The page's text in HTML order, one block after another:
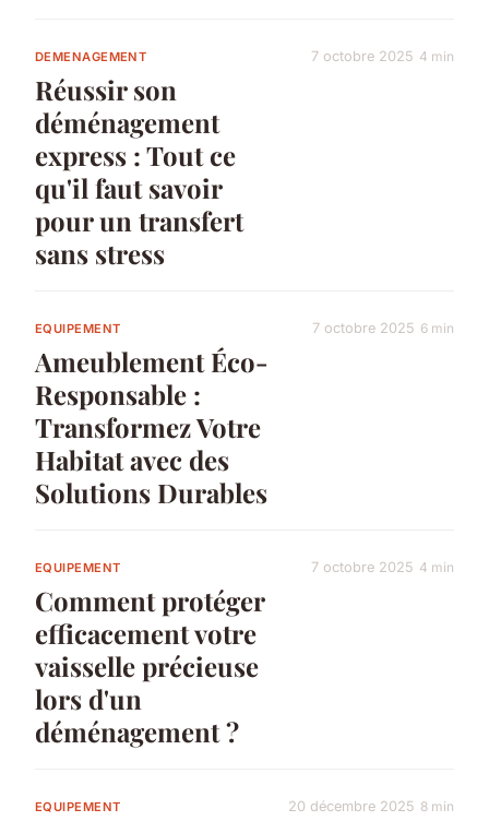
DEMENAGEMENT
Réussir son
déménagement
express : Tout ce
qu'il faut savoir
pour un transfert
sans stress
7 octobre 2025 4 min
EQUIPEMENT
Ameublement Éco-
Responsable :
Transformez Votre
Habitat avec des
Solutions Durables
7 octobre 2025 6 min
EQUIPEMENT
Comment protéger
efficacement votre
vaisselle précieuse
lors d'un
déménagement ?
7 octobre 2025 4 min
EQUIPEMENT 20 décembre 2025 8 min